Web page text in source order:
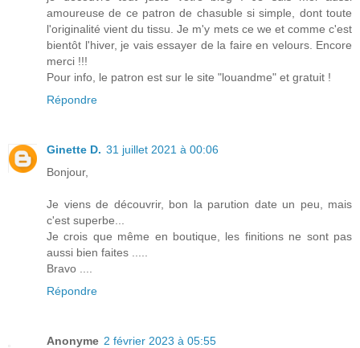
amoureuse de ce patron de chasuble si simple, dont toute
l'originalité vient du tissu. Je m'y mets ce we et comme c'est
bientôt l'hiver, je vais essayer de la faire en velours. Encore
merci !!!
Pour info, le patron est sur le site "louandme" et gratuit !
Répondre
Ginette D. 31 juillet 2021 à 00:06
Bonjour,
Je viens de découvrir, bon la parution date un peu, mais
c'est superbe...
Je crois que même en boutique, les finitions ne sont pas
aussi bien faites .....
Bravo ....
Répondre
Anonyme 2 février 2023 à 05:55